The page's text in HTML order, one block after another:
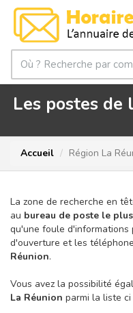
Les postes de
Accueil Région La
La zone de recherche en
au bureau de poste le
qu'une foule d'informations
d'ouverture et les
Réunion.
Vous avez la possibilité
La Réunion parmi la liste ci